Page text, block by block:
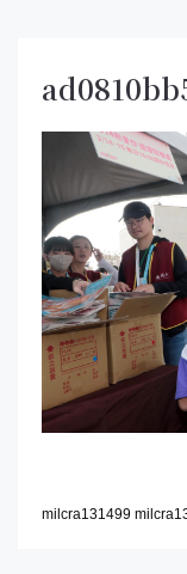
milcra131499